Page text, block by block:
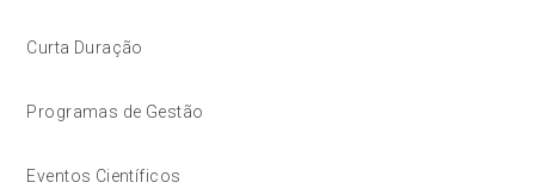
Curta Duração
Programas de Gestão
Eventos Científicos